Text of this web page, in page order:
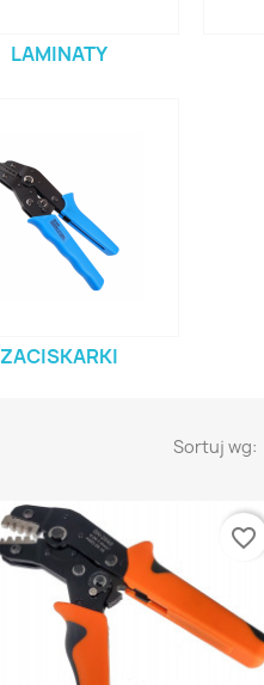
LAMINATY
ZACISKARKI
Sortuj wg:
favorite_border